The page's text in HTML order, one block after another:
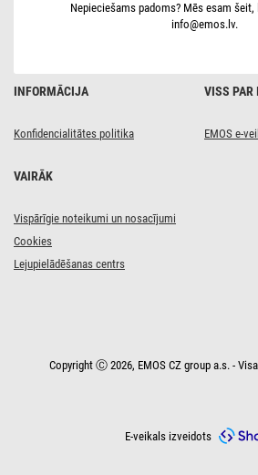
INFORMĀCIJA
Konfidencialitātes politika
VISS PAR
EMOS e-
VAIRĀK
Vispārīgie noteikumi un nosacījumi
Cookies
Lejupielādēšanas centrs
Nepieciešams padoms? Mēs esam
info@emos.lv.
Copyright Ⓒ 2026, EMOS CZ group a.s. -
E-veikals izveidots